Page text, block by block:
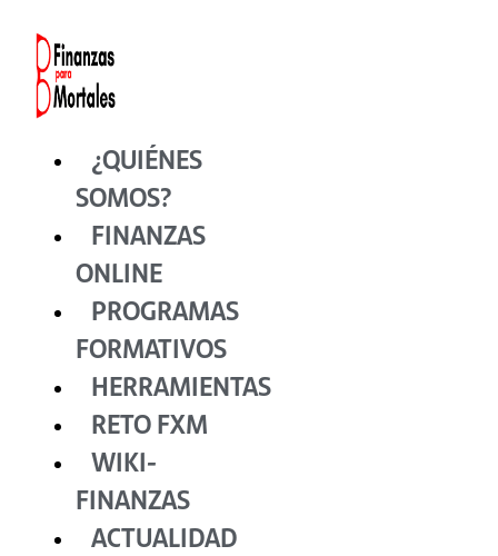
contenido
¿QUIÉNES
SOMOS?
FINANZAS
ONLINE
PROGRAMAS
FORMATIVOS
HERRAMIENTAS
RETO FXM
WIKI-
FINANZAS
ACTUALIDAD